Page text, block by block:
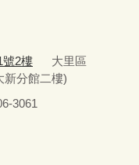
號2樓
大里區
新分館二樓)
3061